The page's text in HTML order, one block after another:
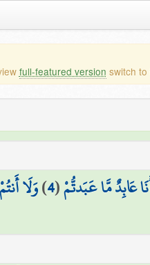
full-featured version switch to
عَابِدٌ مَّا عَبَدتُّمْ(
4
)وَلَا